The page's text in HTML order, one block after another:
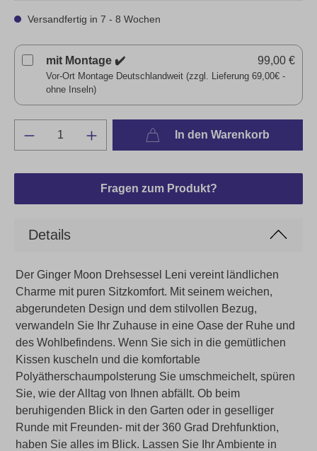
Versandfertig in 7 - 8 Wochen
mit Montage ✔️
Vor-Ort Montage Deutschlandweit (zzgl. Lieferung 69,00€ -
ohne Inseln)
99,00 €
In den Warenkorb
Fragen zum Produkt?
Details
Der Ginger Moon Drehsessel Leni vereint ländlichen
Charme mit puren Sitzkomfort. Mit seinem weichen,
abgerundeten Design und dem stilvollen Bezug,
verwandeln Sie Ihr Zuhause in eine Oase der Ruhe und
des Wohlbefindens. Wenn Sie sich in die gemütlichen
Kissen kuscheln und die komfortable
Polyätherschaumpolsterung Sie umschmeichelt, spüren
Sie, wie der Alltag von Ihnen abfällt. Ob beim
beruhigenden Blick in den Garten oder in geselliger
Runde mit Freunden- mit der 360 Grad Drehfunktion,
haben Sie alles im Blick. Lassen Sie Ihr Ambiente in